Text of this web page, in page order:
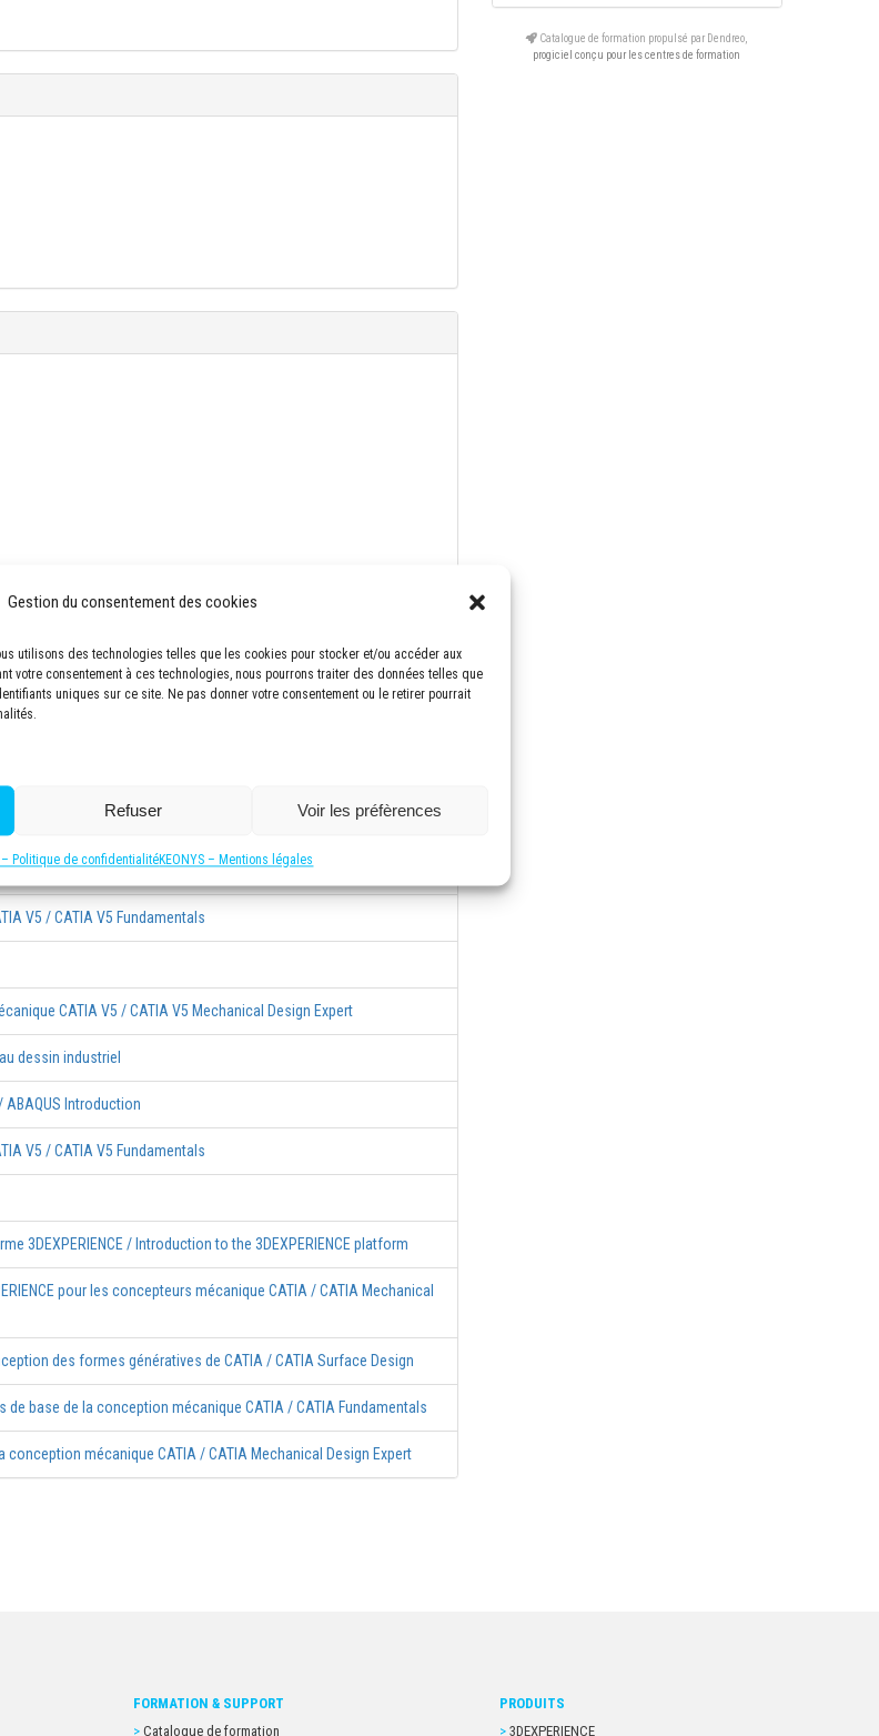
Gestion du consentement des cookies
utilisons des technologies telles que les cookies pour stocker et/ou accéder aux
votre consentement à ces technologies, nous pourrons traiter des données telles que
uniques sur ce site. Ne pas donner votre consentement ou le retirer pourrait
Refuser Voir les préfèrences
– Politique de confidentialitéKEONYS – Mentions légales
au dessin industriel
V5 / CATIA V5 Fundamentals
CATIA V5 / CATIA V5 Mechanical Design Expert
dessin industriel
ABAQUS Introduction
V5 / CATIA V5 Fundamentals
3DEXPERIENCE / Introduction to the 3DEXPERIENCE platform
pour les concepteurs mécanique CATIA / CATIA Mechanical
des formes génératives de CATIA / CATIA Surface Design
de base de la conception mécanique CATIA / CATIA Fundamentals
conception mécanique CATIA / CATIA Mechanical Design Expert
Catalogue de formation propulsé par Dendreo,
progiciel conçu pour les centres de formation
FORMATION & SUPPORT
Catalogue de formation
PRODUITS
3DEXPERIENCE